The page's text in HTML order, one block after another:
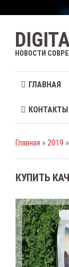
НОВОСТИ
ГЛАВНАЯ
КОНТАКТЫ
Главная » 2019 »
КУПИТЬ